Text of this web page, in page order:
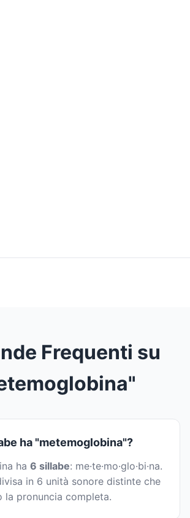
Frequenti su
ha "metemoglobina"?
ha 6 sillabe: me·te·mo·glo·bi·na.
in 6 unità sonore distinte che
la pronuncia completa.